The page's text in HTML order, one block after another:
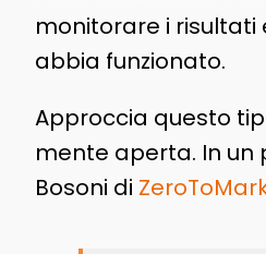
monitorare i risultati
abbia funzionato.
Approccia questo
mente aperta. In un
Bosoni di